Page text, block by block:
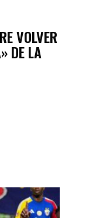
VOLVER
DE LA